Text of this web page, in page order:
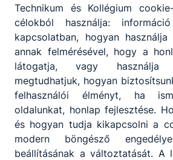
Technikum és Kollégium
célokból használja:
kapcsolatban, hogyan
annak felmérésével, hogy a
látogatja, vagy használja
megtudhatjuk, hogyan
felhasználói élményt, ha
oldalunkat, honlap fejlesztése.
és hogyan tudja kikapcsolni a
modern böngésző
beállításának a változtatását. A